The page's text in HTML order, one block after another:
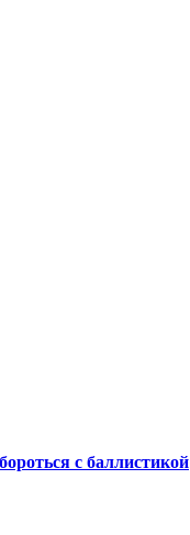
с баллистикой